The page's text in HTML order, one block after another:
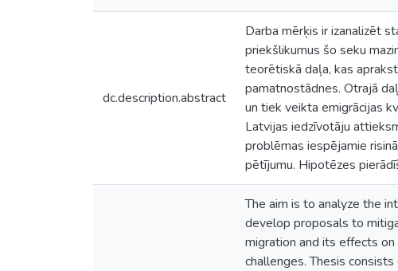
dc.description.abstract
Darba mērķis ir izanalizēt
priekšlikumus šo seku
teorētiskā daļa, kas
pamatnostādnes. Otrajā
un tiek veikta emigrācijas
Latvijas iedzīvotāju
problēmas iespējamie
pētījumu. Hipotēzes
The aim is to analyze the
develop proposals to
migration and its effects
challenges. Thesis